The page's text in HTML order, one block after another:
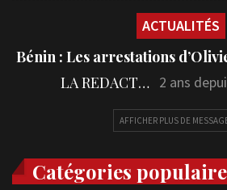
ACTUALITÉS
Bénin : Les arrestations
LA REDACTION 2 ans
AFFICHER PLUS DE
Catégories